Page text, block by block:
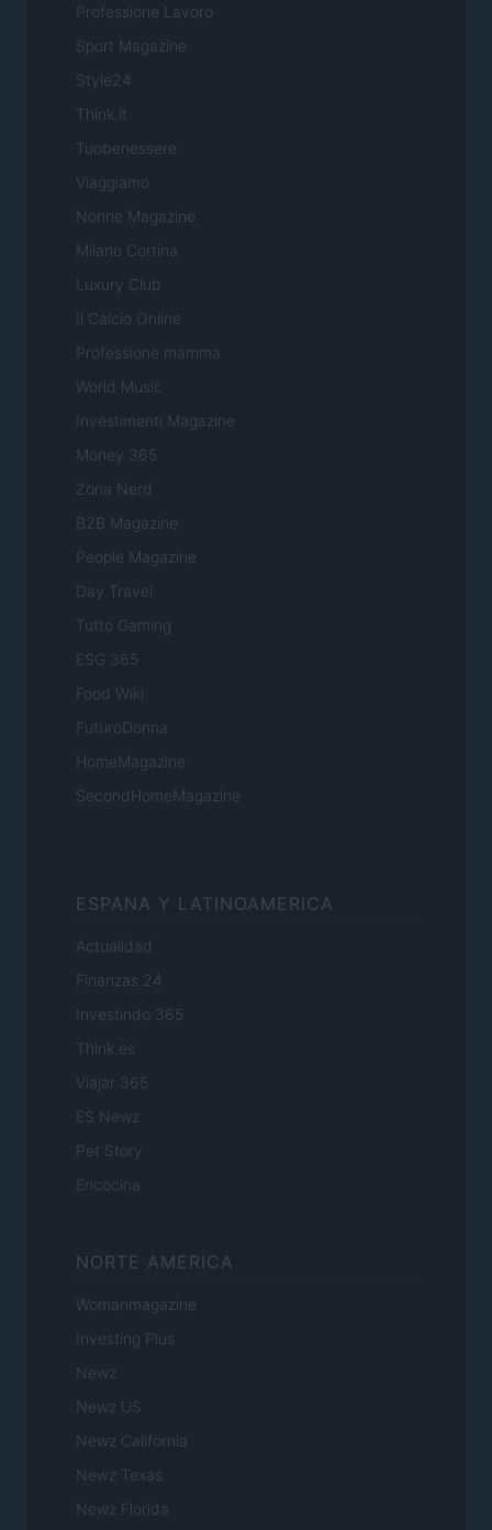
Professione Lavoro
Sport Magazine
Style24
Think.it
Tuobenessere
Viaggiamo
Nonne Magazine
Milano Cortina
Luxury Club
Il Calcio Online
Professione mamma
World Music
Investimenti Magazine
Money 365
Zona Nerd
B2B Magazine
People Magazine
Day Travel
Tutto Gaming
ESG 365
Food Wiki
FuturoDonna
HomeMagazine
SecondHomeMagazine
ESPANA Y LATINOAMERICA
Actualidad
Finanzas 24
Investindo 365
Think.es
Viajar 365
ES Newz
Pet Story
Encocina
NORTE AMERICA
Womanmagazine
Investing Plus
Newz
Newz US
Newz California
Newz Texas
Newz Florida